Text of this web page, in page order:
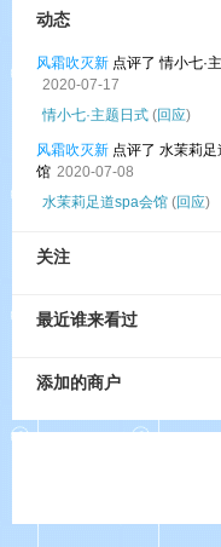
动态
风霜吹灭新 点评了 情小七·
2020-07-17
情小七·主题日式 (回应)
风霜吹灭新 点评了 水茉莉
馆 2020-07-08
水茉莉足道spa会馆 (回应)
关注
最近谁来看过
添加的商户